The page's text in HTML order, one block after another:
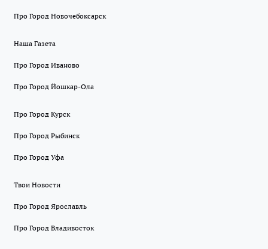
Про Город Новочебоксарск
Наша Газета
Про Город Иваново
Про Город Йошкар-Ола
Про Город Курск
Про Город Рыбинск
Про Город Уфа
Твои Новости
Про Город Ярославль
Про Город Владивосток